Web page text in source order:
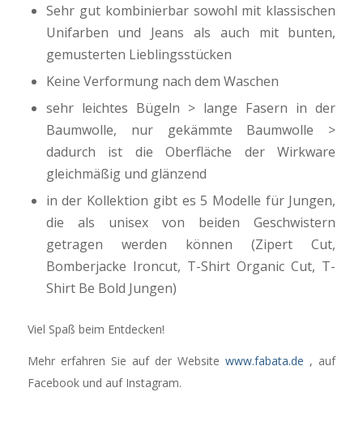
Sehr gut kombinierbar sowohl mit klassischen
Unifarben und Jeans als auch mit bunten,
gemusterten Lieblingsstücken
Keine Verformung nach dem Waschen
sehr leichtes Bügeln > lange Fasern in der
Baumwolle, nur gekämmte Baumwolle >
dadurch ist die Oberfläche der Wirkware
gleichmäßig und glänzend
in der Kollektion gibt es 5 Modelle für Jungen,
die als unisex von beiden Geschwistern
getragen werden können (Zipert Cut,
Bomberjacke Ironcut, T-Shirt Organic Cut, T-
Shirt Be Bold Jungen)
Viel Spaß beim Entdecken!
Mehr erfahren Sie auf der Websitewww.fabata.de , auf
Facebook und auf Instagram.